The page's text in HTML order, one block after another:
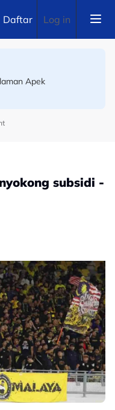
Daftar Log in
Apek
0.048 saat pisahkan
subsidi -